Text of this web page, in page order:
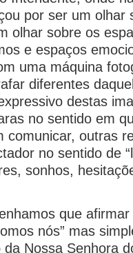
por ser um olhar
olhar sobre os
e espaços
uma máquina
diferentes
destas
no sentido em
comunicar, outras
no sentido de
sonhos,
que afirmar
nós” mas
Nossa Senhora